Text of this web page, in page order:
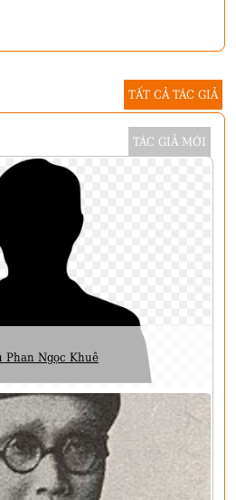
TẤT CẢ TÁC GIẢ
TÁC GIẢ MỚI
Phan Ngọc Khuê